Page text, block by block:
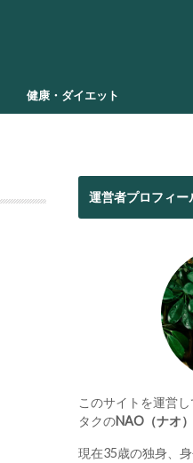
健康・ダイエット
運営者プロフィー
このサイトを運営
タクのNAO（ナオ）
現在35歳の独身、身